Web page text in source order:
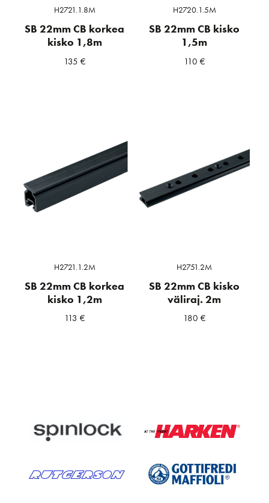
H2721.1.8M
SB 22mm CB korkea
kisko 1,8m
135 €
H2720.1.5M
SB 22mm CB kisko
1,5m
110 €
H2721.1.2M
SB 22mm CB korkea
kisko 1,2m
113 €
H2751.2M
SB 22mm CB kisko
väliraj. 2m
180 €